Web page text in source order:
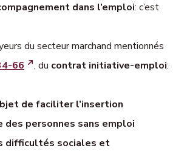
dans l’emploi: c’est
du secteur marchand mentionnés
66 , du contrat initiative-emploi:
de faciliter l’insertion
personnes sans emploi
difficultés sociales et